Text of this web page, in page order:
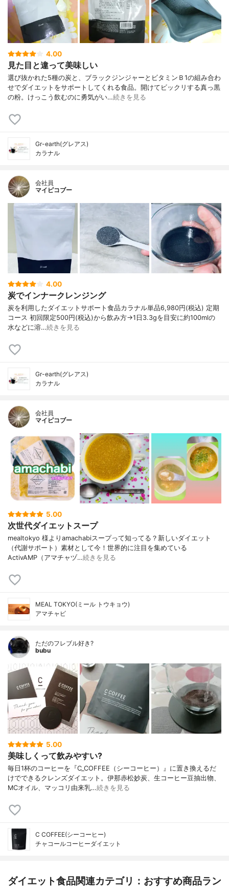
4.00
見た目と違って美味しい
選び抜かれた5種の炭と、ブラックジンジャーとビタミンＢ1の組み合わ
せでダイエットをサポートしてくれる食品。開けてビックリする真っ黒
の粉。けっこう飲むのに勇気がい…続きを見る
Gr-earth(グレアス)
カラナル
会社員
マイピコブー
4.00
炭でインナークレンジング
炭を利用したダイエットサポート食品カラナル単品6,980円(税込) 定期
コース 初回限定500円(税込)から飲み方→1日3.3gを目安に約100mlの
水などに溶…続きを見る
Gr-earth(グレアス)
カラナル
会社員
マイピコブー
5.00
次世代ダイエットスープ
mealtokyo 様よりamachabiスープって知ってる？新しいダイエット
（代謝サポート）素材として今！世界的に注目を集めている
ActivAMP（アマチャヅ…続きを見る
MEAL TOKYO(ミール トウキョウ)
アマチャビ
ただのフレブル好き?
bubu
5.00
美味しくって飲みやすい?
毎日1杯のコーヒーを『C_COFFEE（シーコーヒー）』に置き換えるだ
けでできるクレンズダイエット。伊那赤松妙炭、生コーヒー豆抽出物、
MCオイル、マッコリ由来乳…続きを見る
C COFFEE(シーコーヒー)
チャコールコーヒーダイエット
ダイエット食品関連カテゴリ：おすすめ商品ラン